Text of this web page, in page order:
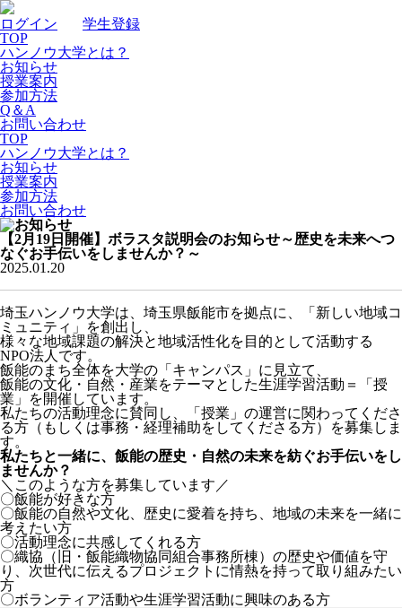
ログイン
学生登録
TOP
ハンノウ大学とは？
お知らせ
授業案内
参加方法
Q＆A
お問い合わせ
TOP
ハンノウ大学とは？
お知らせ
授業案内
参加方法
お問い合わせ
【2月19日開催】ボラスタ説明会のお知らせ～歴史を未来へつ
なぐお手伝いをしませんか？～
2025.01.20
埼玉ハンノウ大学は、埼玉県飯能市を拠点に、「新しい地域コ
ミュニティ」を創出し、
様々な地域課題の解決と地域活性化を目的として活動する
NPO法人です。
飯能のまち全体を大学の「キャンパス」に見立て、
飯能の文化・自然・産業をテーマとした生涯学習活動＝「授
業」を開催しています。
私たちの活動理念に賛同し、「授業」の運営に関わってくださ
る方（もしくは事務・経理補助をしてくださる方）を募集しま
す。
私たちと一緒に、飯能の歴史・自然の未来を紡ぐお手伝いをし
ませんか？
＼このような方を募集しています／
〇飯能が好きな方
〇飯能の自然や文化、歴史に愛着を持ち、地域の未来を一緒に
考えたい方
〇活動理念に共感してくれる方
〇織協（旧・飯能織物協同組合事務所棟）の歴史や価値を守
り、次世代に伝えるプロジェクトに情熱を持って取り組みたい
方
〇ボランティア活動や生涯学習活動に興味のある方